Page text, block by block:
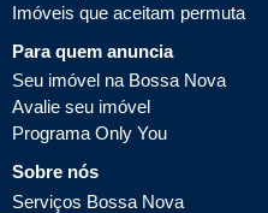
Imóveis que aceitam permuta
Para quem anuncia
Seu imóvel na Bossa Nova
Avalie seu imóvel
Programa Only You
Sobre nós
Serviços Bossa Nova